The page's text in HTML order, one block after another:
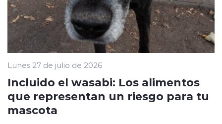
Lunes 27 de julio de 2026
Incluido el wasabi: Los alimentos
que representan un riesgo para tu
mascota